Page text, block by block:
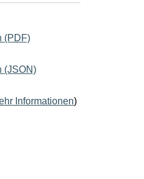
(PDF)
(JSON)
Informationen)